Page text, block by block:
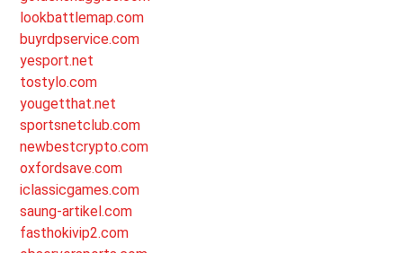
lookbattlemap.com
buyrdpservice.com
yesport.net
tostylo.com
yougetthat.net
sportsnetclub.com
newbestcrypto.com
oxfordsave.com
iclassicgames.com
saung-artikel.com
fasthokivip2.com